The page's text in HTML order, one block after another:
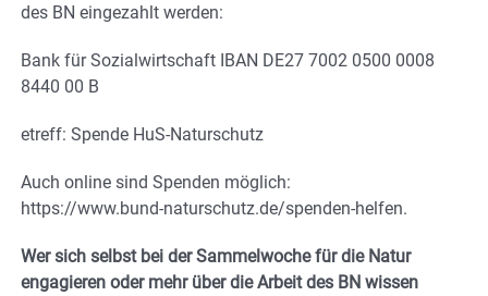
des BN eingezahlt werden:
Bank für Sozialwirtschaft IBAN DE27 7002 0500 0008
8440 00 B
etreff: Spende HuS-Naturschutz
Auch online sind Spenden möglich:
https://www.bund-naturschutz.de/spenden-helfen.
Wer sich selbst bei der Sammelwoche für die Natur
engagieren oder mehr über die Arbeit des BN wissen